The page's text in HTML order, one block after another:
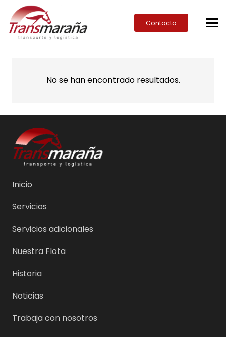
Contacto
No se han encontrado resultados.
Inicio
Servicios
Servicios adicionales
Nuestra Flota
Historia
Noticias
Trabaja con nosotros